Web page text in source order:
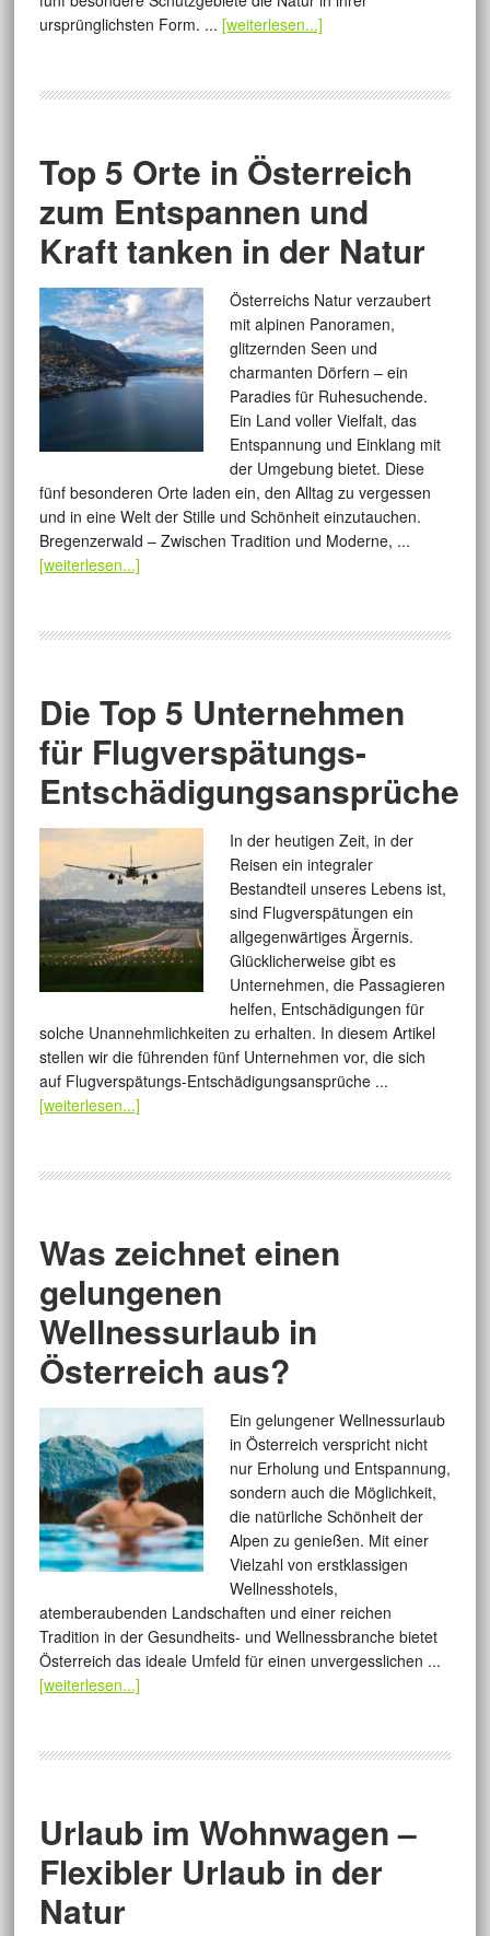
ursprünglichsten Form. ... [weiterlesen...]
Top 5 Orte in Österreich
zum Entspannen und
Kraft tanken in der Natur
Österreichs Natur verzaubert
mit alpinen Panoramen,
glitzernden Seen und
charmanten Dörfern – ein
Paradies für Ruhesuchende.
Ein Land voller Vielfalt, das
Entspannung und Einklang mit
der Umgebung bietet. Diese
fünf besonderen Orte laden ein, den Alltag zu vergessen
und in eine Welt der Stille und Schönheit einzutauchen.
Bregenzerwald – Zwischen Tradition und Moderne, ...
[weiterlesen...]
Die Top 5 Unternehmen
für Flugverspätungs-
Entschädigungsansprüche
In der heutigen Zeit, in der
Reisen ein integraler
Bestandteil unseres Lebens ist,
sind Flugverspätungen ein
allgegenwärtiges Ärgernis.
Glücklicherweise gibt es
Unternehmen, die Passagieren
helfen, Entschädigungen für
solche Unannehmlichkeiten zu erhalten. In diesem Artikel
stellen wir die führenden fünf Unternehmen vor, die sich
auf Flugverspätungs-Entschädigungsansprüche ...
[weiterlesen...]
Was zeichnet einen
gelungenen
Wellnessurlaub in
Österreich aus?
Ein gelungener Wellnessurlaub
in Österreich verspricht nicht
nur Erholung und Entspannung,
sondern auch die Möglichkeit,
die natürliche Schönheit der
Alpen zu genießen. Mit einer
Vielzahl von erstklassigen
Wellnesshotels,
atemberaubenden Landschaften und einer reichen
Tradition in der Gesundheits- und Wellnessbranche bietet
Österreich das ideale Umfeld für einen unvergesslichen ...
[weiterlesen...]
Urlaub im Wohnwagen –
Flexibler Urlaub in der
Natur